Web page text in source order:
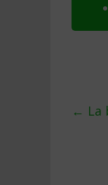
← La